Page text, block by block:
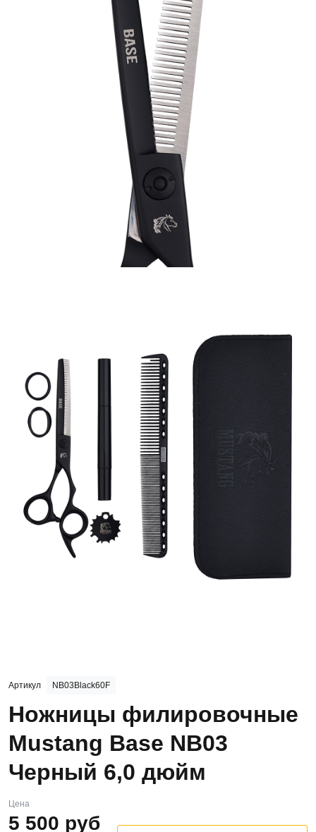
Артикул NB03Black60F
Ножницы филировочные
Mustang Base NB03
Черный 6,0 дюйм
Цена
5 500 руб